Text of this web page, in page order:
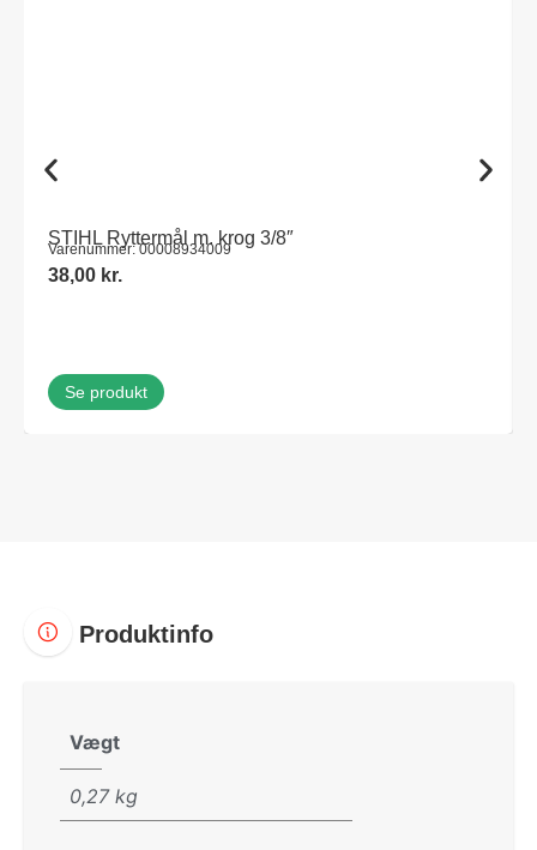
STIHL Ryttermål m. krog 3/8″
Varenummer: 00008934009
38,00 kr.
Se produkt
Produktinfo
Vægt
0,27 kg